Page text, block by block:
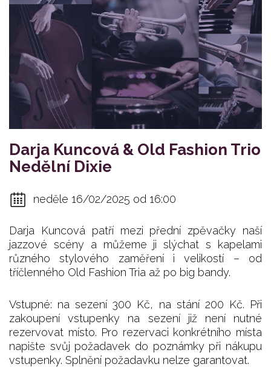
Darja Kuncová & Old Fashion Trio
Nedělní Dixie
neděle 16/02/2025 od 16:00
Darja Kuncová patří mezi přední zpěvačky naší
jazzové scény a můžeme ji slýchat s kapelami
různého stylového zaměření i velikostí – od
tříčlenného Old Fashion Tria až po big bandy.
Vstupné: na sezení 300 Kč, na stání 200 Kč. Při
zakoupení vstupenky na sezení již není nutné
rezervovat místo. Pro rezervaci konkrétního místa
napište svůj požadavek do poznámky při nákupu
vstupenky. Splnění požadavku nelze garantovat.